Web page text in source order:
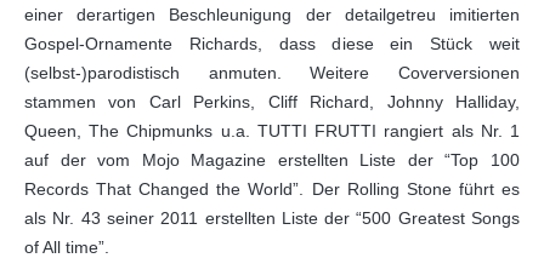
einer derartigen Beschleunigung der detailgetreu imitierten
Gospel-Ornamente Richards, dass diese ein Stück weit
(selbst-)parodistisch anmuten. Weitere Coverversionen
stammen von Carl Perkins, Cliff Richard, Johnny Halliday,
Queen, The Chipmunks u.a. TUTTI FRUTTI rangiert als Nr. 1
auf der vom Mojo Magazine erstellten Liste der “Top 100
Records That Changed the World”. Der Rolling Stone führt es
als Nr. 43 seiner 2011 erstellten Liste der “500 Greatest Songs
of All time”.